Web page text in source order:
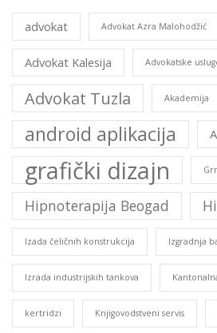
advokat Advokat Azra Malohodžić
Advokat Kalesija Advokatske
Advokat Tuzla Akademija
android aplikacija
grafički dizajn
Hipnoterapija Beogad
Izada čeličnih konstrukcija Izgradnja
Izrada industrijskih tankova
kertridzi Knjigovodstveni servis